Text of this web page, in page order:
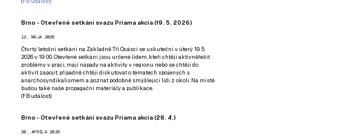
Brno - Otevřené setkání svazu Priama akcia (19. 5. 2026)
12. MÁJA 2026
Čtvrtý letošní setkání na Základně Tři Ocásci se uskuteční v úterý 19. 5.
2026 v 19:00. Otevřené setkání jsou určené lidem, kteří chtějí aktivněřešit
problémy v práci, mají nápady na aktivity v regionu nebo se chtějí do
aktivit zapojit, případně chtějí diskutovat o tématech spojených s
anarchosyndikalismem a poznat podobně smýšlející lidi z okolí. Na místě
budou také naše propagační materiály a publikace.
(FB událost)
Brno - Otevřené setkání svazu Priama akcia (28. 4.)
20. APRÍLA 2026